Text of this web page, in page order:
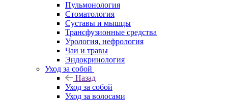
Пульмонология
Стоматология
Суставы и мышцы
Трансфузионные средства
Урология, нефрология
Чаи и травы
Эндокринология
Уход за собой
Назад
Уход за собой
Уход за волосами